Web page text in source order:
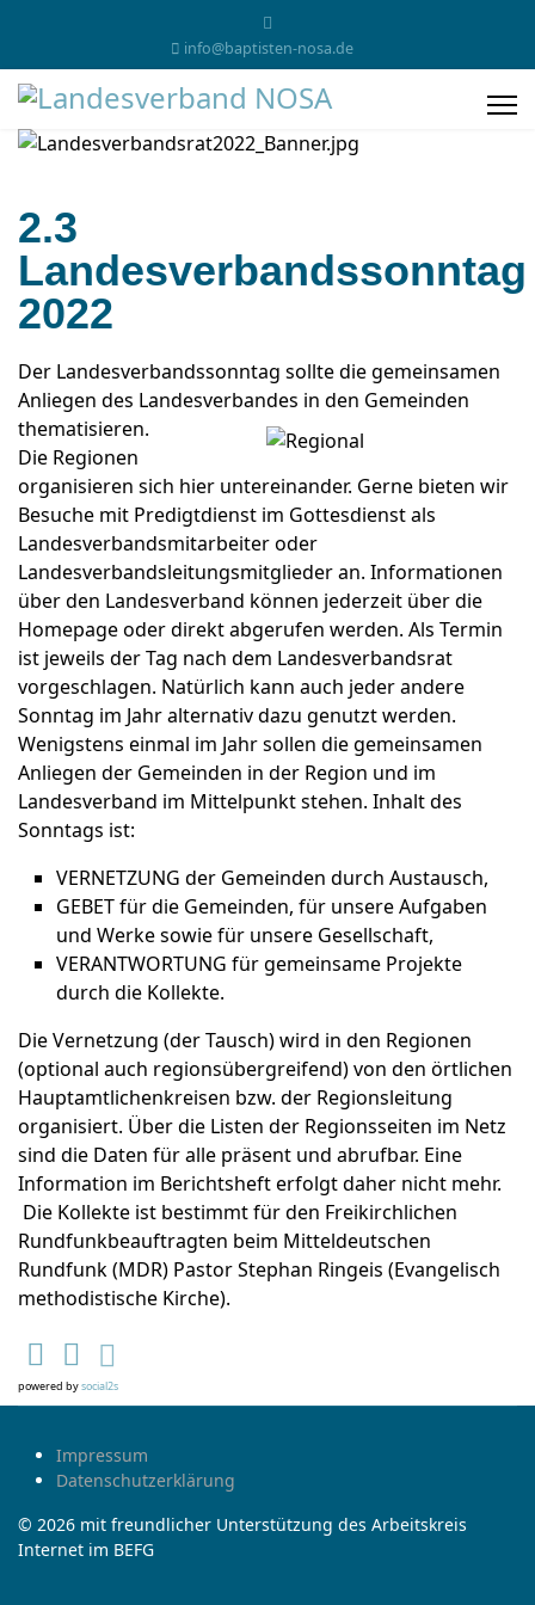
info@baptisten-nosa.de
2.3
Landesverbandssonntag
2022
Der Landesverbandssonntag sollte die gemeinsamen
Anliegen des Landesverbandes in den Gemeinden
thematisieren.
Die Regionen
organisieren sich hier untereinander. Gerne bieten wir
Besuche mit Predigtdienst im Gottesdienst als
Landesverbandsmitarbeiter oder
Landesverbandsleitungsmitglieder an. Informationen
über den Landesverband können jederzeit über die
Homepage oder direkt abgerufen werden. Als Termin
ist jeweils der Tag nach dem Landesverbandsrat
vorgeschlagen. Natürlich kann auch jeder andere
Sonntag im Jahr alternativ dazu genutzt werden.
Wenigstens einmal im Jahr sollen die gemeinsamen
Anliegen der Gemeinden in der Region und im
Landesverband im Mittelpunkt stehen. Inhalt des
Sonntags ist:
VERNETZUNG der Gemeinden durch Austausch,
GEBET für die Gemeinden, für unsere Aufgaben
und Werke sowie für unsere Gesellschaft,
VERANTWORTUNG für gemeinsame Projekte
durch die Kollekte.
Die Vernetzung (der Tausch) wird in den Regionen
(optional auch regionsübergreifend) von den örtlichen
Hauptamtlichenkreisen bzw. der Regionsleitung
organisiert. Über die Listen der Regionsseiten im Netz
sind die Daten für alle präsent und abrufbar. Eine
Information im Berichtsheft erfolgt daher nicht mehr.
Die Kollekte ist bestimmt für den Freikirchlichen
Rundfunkbeauftragten beim Mitteldeutschen
Rundfunk (MDR) Pastor Stephan Ringeis (Evangelisch
methodistische Kirche).
powered bysocial2s
Impressum
Datenschutzerklärung
© 2026 mit freundlicher Unterstützung des Arbeitskreis
Internet im BEFG